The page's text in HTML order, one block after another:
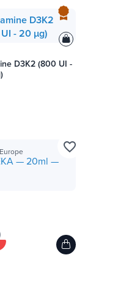
D3K2 (800 UI -
favorite_border